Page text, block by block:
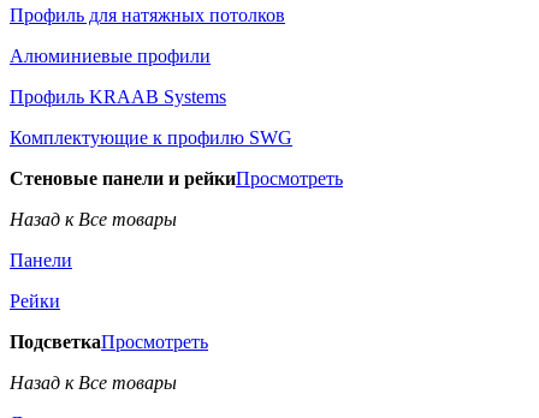
Профиль для натяжных потолков
Алюминиевые профили
Профиль KRAAB Systems
Комплектующие к профилю SWG
Стеновые панели и рейкиПросмотреть
Назад к Все товары
Панели
Рейки
ПодсветкаПросмотреть
Назад к Все товары